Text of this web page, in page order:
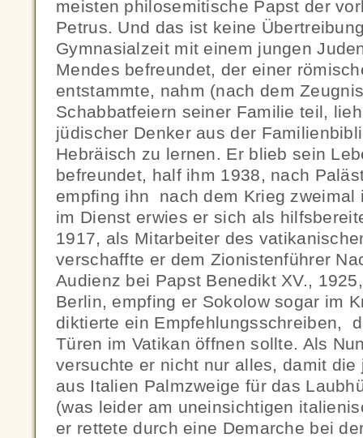
meisten philosemitische Papst der
Petrus. Und das ist keine
Gymnasialzeit mit einem jungen
Mendes befreundet, der einer
entstammte, nahm (nach dem
Schabbatfeiern seiner Familie teil,
jüdischer Denker aus der
Hebräisch zu lernen. Er blieb sein
befreundet, half ihm 1938, nach
empfing ihn nach dem Krieg zweimal
im Dienst erwies er sich als
1917, als Mitarbeiter des
verschaffte er dem Zionistenführer
Audienz bei Papst Benedikt XV.,
Berlin, empfing er Sokolow sogar im
diktierte ein Empfehlungsschreiben,
Türen im Vatikan öffnen sollte. Als
versuchte er nicht nur alles, damit die
aus Italien Palmzweige für das
(was leider am uneinsichtigen
er rettete durch eine Demarche bei